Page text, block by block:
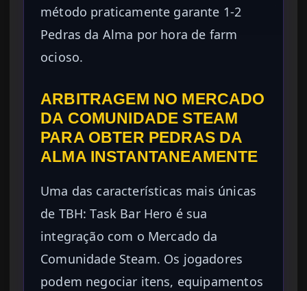
método praticamente garante 1-2
Pedras da Alma por hora de farm
ocioso.
ARBITRAGEM NO MERCADO
DA COMUNIDADE STEAM
PARA OBTER PEDRAS DA
ALMA INSTANTANEAMENTE
Uma das características mais únicas
de TBH: Task Bar Hero é sua
integração com o Mercado da
Comunidade Steam. Os jogadores
podem negociar itens, equipamentos